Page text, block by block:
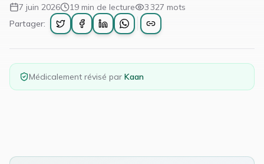
7 juin 2026 19 min de lecture 3 327 mots
Partager:
Médicalement révisé par Kaan